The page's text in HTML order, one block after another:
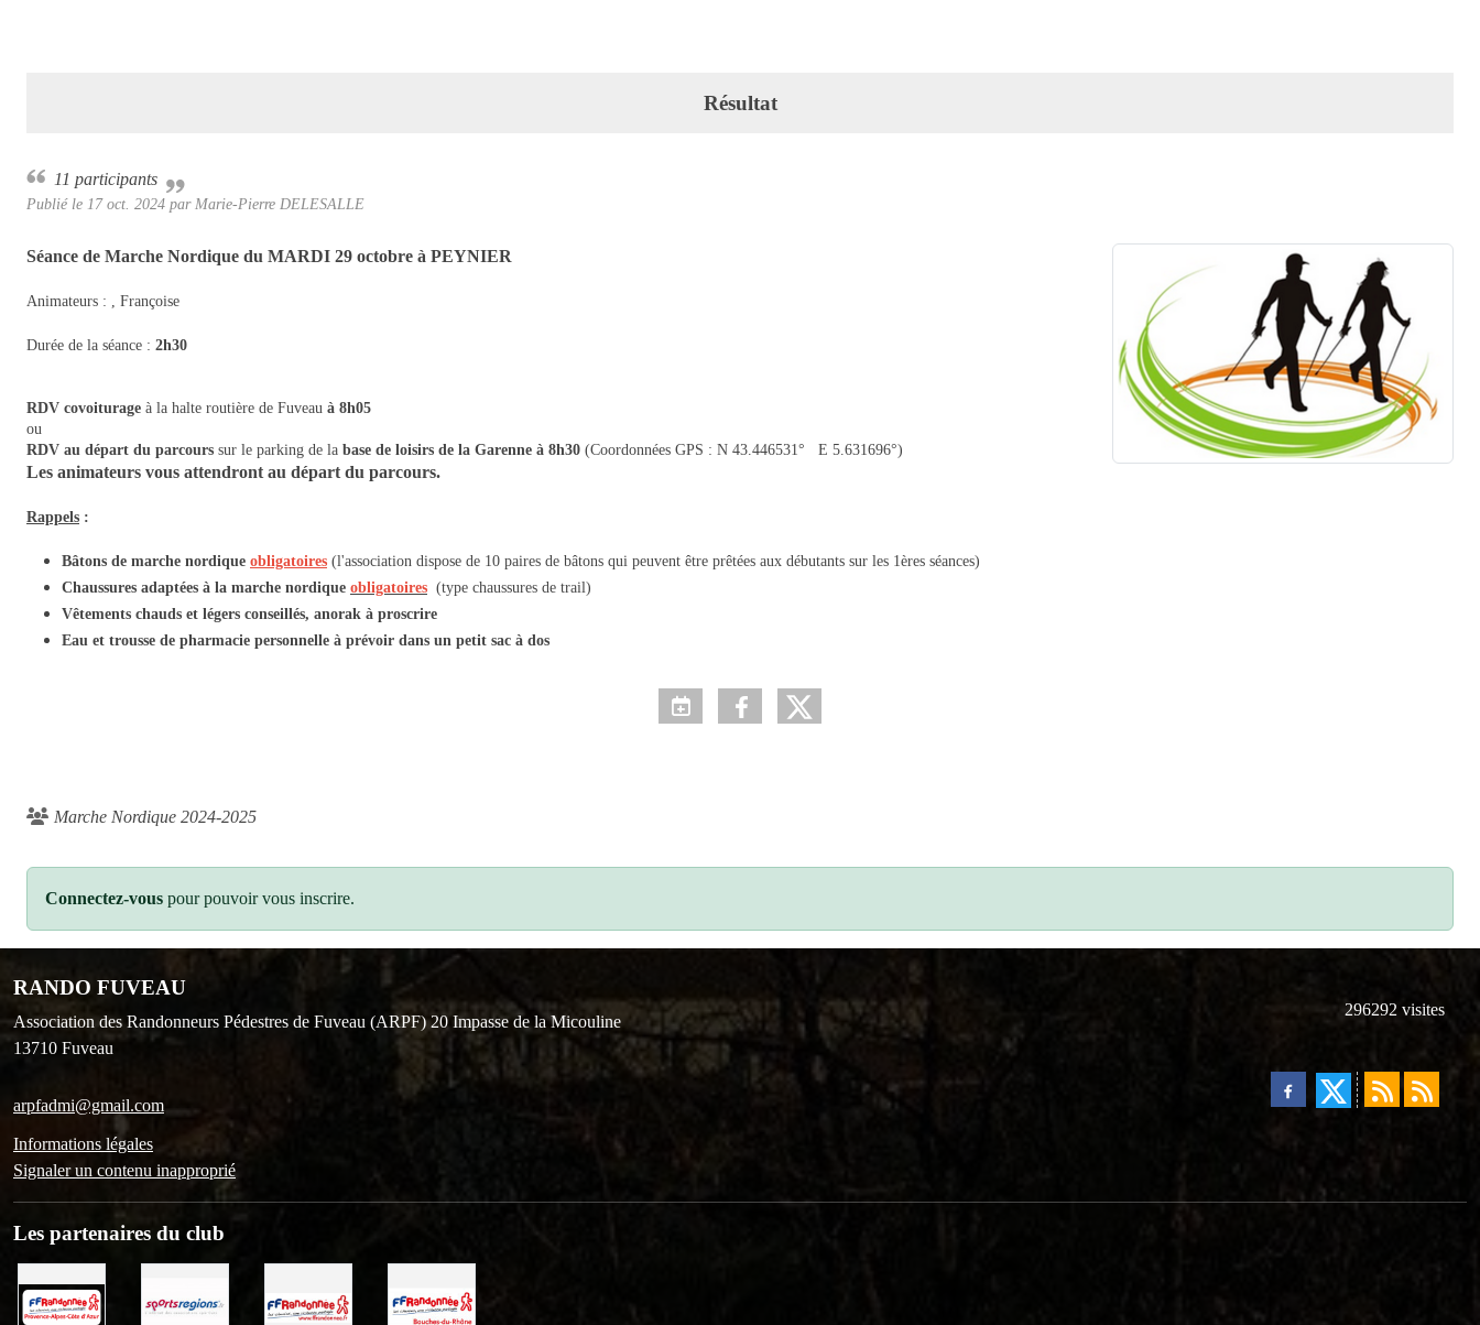
Résultat
11 participants
Publié le 17 oct. 2024 par Marie-Pierre DELESALLE
Séance de Marche Nordique du MARDI 29 octobre à PEYNIER
Animateurs : , Françoise
Durée de la séance : 2h30
RDV covoiturage à la halte routière de Fuveau à 8h05
ou
RDV au départ du parcours sur le parking de la base de loisirs de la Garenne à 8h30 (Coordonnées GPS : N 43.446531° E 5.631696°)
Les animateurs vous attendront au départ du parcours.
Rappels :
Bâtons de marche nordique obligatoires (l'association dispose de 10 paires de bâtons qui peuvent être prêtées aux débutants sur les 1ères séances)
Chaussures adaptées à la marche nordique obligatoires (type chaussures de trail)
Vêtements chauds et légers conseillés, anorak à proscrire
Eau et trousse de pharmacie personnelle à prévoir dans un petit sac à dos
Marche Nordique 2024-2025
Connectez-vous pour pouvoir vous inscrire.
RANDO FUVEAU
Association des Randonneurs Pédestres de Fuveau (ARPF) 20 Impasse de la Micouline
13710 Fuveau
arpfadmi@gmail.com
Informations légales
Signaler un contenu inapproprié
296292 visites
Les partenaires du club